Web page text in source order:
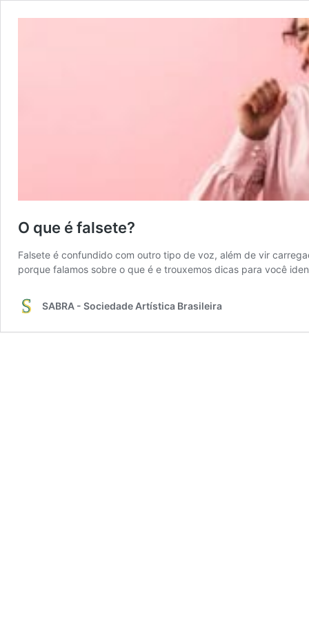
O que é falsete?
Falsete é confundido com outro tipo de voz, além de vir
porque falamos sobre o que é e trouxemos dicas para você
SABRA - Sociedade Artística Brasileira